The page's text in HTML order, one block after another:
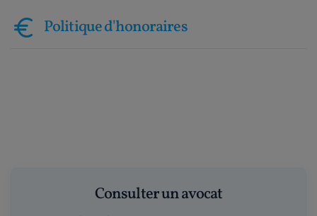
Politique d'honoraires
Consulter un avocat